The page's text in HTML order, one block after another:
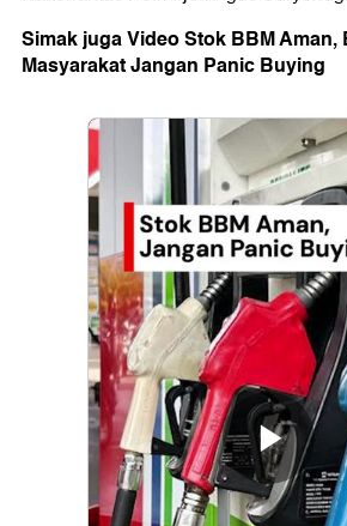
Simak juga Video Stok BBM Aman,
Masyarakat Jangan Panic Buying